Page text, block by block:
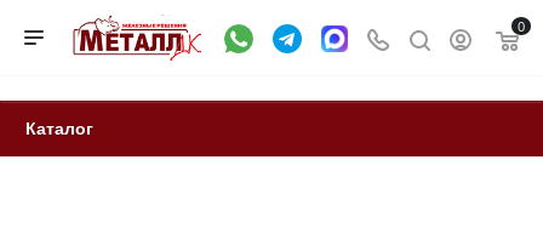
0
Каталог